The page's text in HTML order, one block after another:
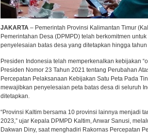
JAKARTA – Pemerintah Provinsi Kalimantan Timur
Pemerintahan Desa (DPMPD) telah berkomitmen
penyelesaian batas desa yang ditetapkan hingga
Presiden Indonesia telah memperkenalkan kebijakan
Presiden Nomor 23 Tahun 2021 tentang Perubahan
Percepatan Pelaksanaan Kebijakan Satu Peta Pada
mewajibkan penyelesaian peta batas desa di seluruh
ditetapkan.
“Provinsi Kaltim bersama 10 provinsi lainnya menjadi
2023,” ujar Kepala DPMPD Kaltim, Anwar Sanusi,
Dakwan Diny, saat menghadiri Rakornas Percepatan